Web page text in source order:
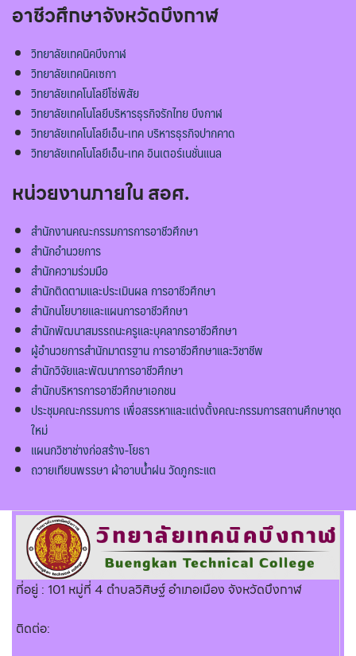
อาชีวศึกษาจังหวัดบึงกาฬ
วิทยาลัยเทคนิคบึงกาฬ
วิทยาลัยเทคนิคเซกา
วิทยาลัยเทคโนโลยีโซ่พิสัย
วิทยาลัยเทคโนโลยีบริหารธุรกิจรักไทย บึงกาฬ
วิทยาลัยเทคโนโลยีเอ็น-เทค บริหารธุรกิจปากคาด
วิทยาลัยเทคโนโลยีเอ็น-เทค อินเตอร์เนชั่นแนล
หน่วยงานภายใน สอศ.
สำนักงานคณะกรรมการการอาชีวศึกษา
สำนักอำนวยการ
สำนักความร่วมมือ
สำนักติดตามและประเมินผล การอาชีวศึกษา
สำนักนโยบายและแผนการอาชีวศึกษา
สำนักพัฒนาสมรรถนะครูและบุคลากรอาชีวศึกษา
ผู้อำนวยการสำนักมาตรฐาน การอาชีวศึกษาและวิชาชีพ
สำนักวิจัยและพัฒนาการอาชีวศึกษา
สำนักบริหารการอาชีวศึกษาเอกชน
ประชุมคณะกรรมการ เพื่อสรรหาและแต่งตั้งคณะกรรมการสถานศึกษาชุด
ใหม่
แผนกวิชาช่างก่อสร้าง-โยธา
ถวายเทียนพรรษา ผ้าอาบน้ำฝน วัดภูกระแต
ที่อยู่ : 101 หมู่ที่ 4 ตำบลวิศิษฐ์ อำเภอเมือง จังหวัดบึงกาฬ
ติดต่อ: